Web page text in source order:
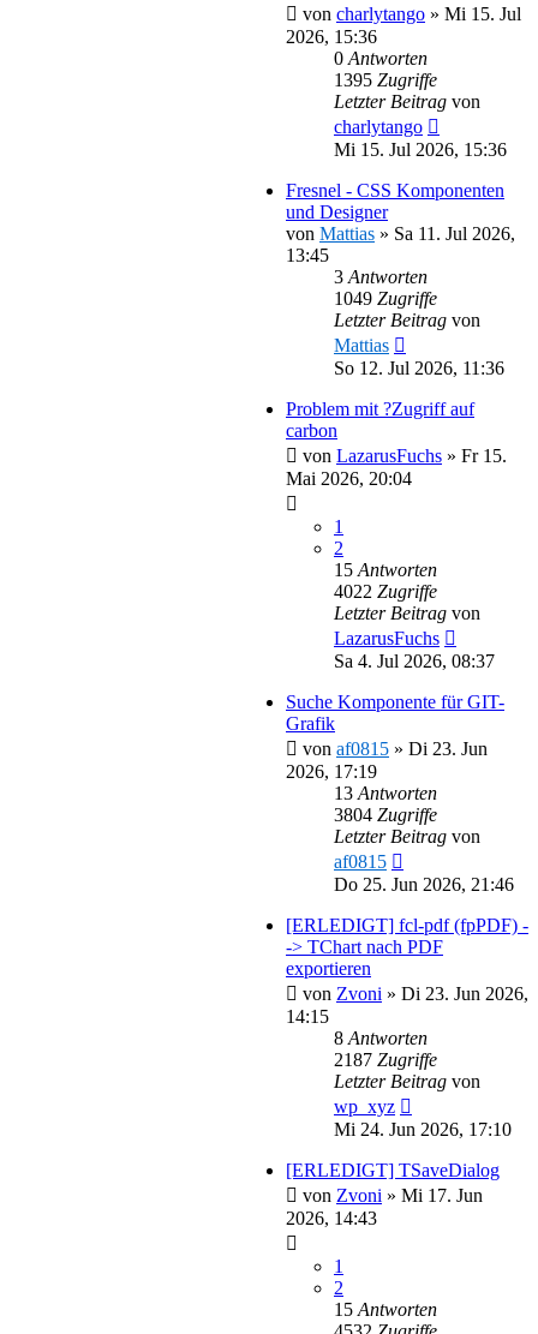
von charlytango » Mi 15. Jul
2026, 15:36
0 Antworten
1395 Zugriffe
Letzter Beitrag von
charlytango
Mi 15. Jul 2026, 15:36
Fresnel - CSS Komponenten
und Designer
von Mattias » Sa 11. Jul 2026,
13:45
3 Antworten
1049 Zugriffe
Letzter Beitrag von
Mattias
So 12. Jul 2026, 11:36
Problem mit ?Zugriff auf
carbon
von LazarusFuchs » Fr 15.
Mai 2026, 20:04
1
2
15 Antworten
4022 Zugriffe
Letzter Beitrag von
LazarusFuchs
Sa 4. Jul 2026, 08:37
Suche Komponente für GIT-
Grafik
von af0815 » Di 23. Jun
2026, 17:19
13 Antworten
3804 Zugriffe
Letzter Beitrag von
af0815
Do 25. Jun 2026, 21:46
[ERLEDIGT] fcl-pdf (fpPDF) -
-> TChart nach PDF
exportieren
von Zvoni » Di 23. Jun 2026,
14:15
8 Antworten
2187 Zugriffe
Letzter Beitrag von
wp_xyz
Mi 24. Jun 2026, 17:10
[ERLEDIGT] TSaveDialog
von Zvoni » Mi 17. Jun
2026, 14:43
1
2
15 Antworten